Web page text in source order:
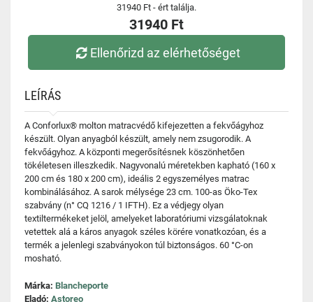
31940 Ft - ért találja.
31940 Ft
Ellenőrizd az elérhetőséget
LEÍRÁS
A Conforlux® molton matracvédő kifejezetten a fekvőágyhoz
készült. Olyan anyagból készült, amely nem zsugorodik. A
fekvőágyhoz. A központi megerősítésnek köszönhetően
tökéletesen illeszkedik. Nagyvonalú méretekben kapható (160 x
200 cm és 180 x 200 cm), ideális 2 egyszemélyes matrac
kombinálásához. A sarok mélysége 23 cm. 100-as Öko-Tex
szabvány (n° CQ 1216 / 1 IFTH). Ez a védjegy olyan
textiltermékeket jelöl, amelyeket laboratóriumi vizsgálatoknak
vetettek alá a káros anyagok széles körére vonatkozóan, és a
termék a jelenlegi szabványokon túl biztonságos. 60 °C-on
mosható.
Márka: Blancheporte
Eladó: Astoreo